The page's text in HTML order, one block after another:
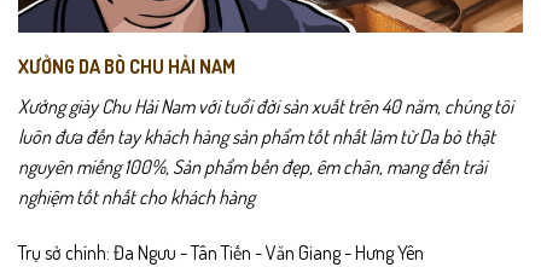
XƯỞNG DA BÒ CHU HẢI NAM
Xưởng giày Chu Hải Nam với tuổi đời sản xuất trên 40 năm, chúng tôi
luôn đưa đến tay khách hàng sản phẩm tốt nhất làm từ Da bò thật
nguyên miếng 100%, Sản phẩm bền đẹp, êm chân, mang đến trải
nghiệm tốt nhất cho khách hàng
Trụ sở chính: Đa Ngưu - Tân Tiến - Văn Giang - Hưng Yên